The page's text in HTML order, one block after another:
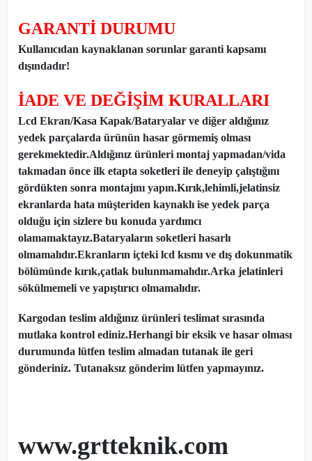
GARANTİ DURUMU
Kullanıcıdan kaynaklanan sorunlar garanti kapsamı
dışındadır!
İADE VE DEĞİŞİM KURALLARI
Lcd Ekran/Kasa Kapak/Bataryalar ve diğer aldığınız
yedek parçalarda ürünün hasar görmemiş olması
gerekmektedir.Aldığınız ürünleri montaj yapmadan/vida
takmadan önce ilk etapta soketleri ile deneyip çalıştığını
gördükten sonra montajını yapın.Kırık,lehimli,jelatinsiz
ekranlarda hata müşteriden kaynaklı ise yedek parça
olduğu için sizlere bu konuda yardımcı
olamamaktayız.Bataryaların soketleri hasarlı
olmamalıdır.Ekranların içteki lcd kısmı ve dış dokunmatik
bölümünde kırık,çatlak bulunmamalıdır.Arka jelatinleri
sökülmemeli ve yapıştırıcı olmamalıdır.
Kargodan teslim aldığınız ürünleri teslimat sırasında
mutlaka kontrol ediniz.Herhangi bir eksik ve hasar olması
durumunda lütfen teslim almadan tutanak ile geri
gönderiniz. Tutanaksız gönderim lütfen yapmayınız.
www.grtteknik.com